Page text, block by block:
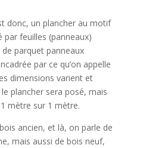
donc, un plancher au motif
par feuilles (panneaux)
de parquet panneaux
par ce qu’on appelle
dimensions varient et
plancher sera posé, mais
mètre sur 1 mètre.
ancien, et là, on parle de
mais aussi de bois neuf,